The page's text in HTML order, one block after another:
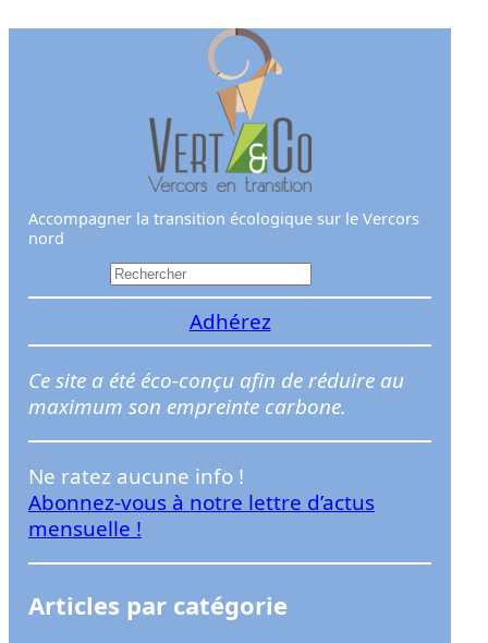
Accompagner la transition écologique sur le Vercors
nord
e
h
e
r
e
r
Adhérez
Ce site a été éco-conçu afin de réduire au
maximum son empreinte carbone.
Ne ratez aucune info !
Abonnez-vous à notre lettre d’actus
mensuelle !
Articles par catégorie